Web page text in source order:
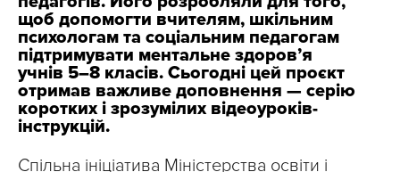
щоб допомогти вчителям, шкільним
психологам та соціальним педагогам
підтримувати ментальне здоров’я
учнів 5–8 класів. Сьогодні цей проєкт
отримав важливе доповнення — серію
коротких і зрозумілих відеоуроків-
інструкцій.
Спільна ініціатива Міністерства освіти і